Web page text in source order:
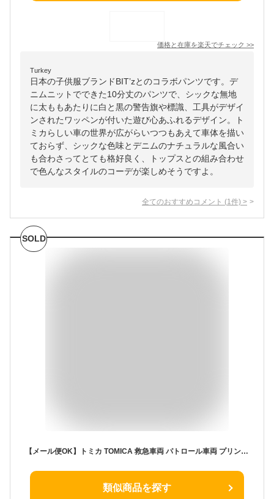
価格と在庫を楽天でチェック >>
Turkey
日本の子供服ブランドBIT’zとのコラボパンツです。デ
ニムニットでできた10分丈のパンツで、シックな無地
に太ももあたりに白と黒の警告旗や標識、工具がデザイ
ンされたワッペンが付いた遊び心あふれるデザイン。ト
ミカらしい車の世界が広がらいつつもあえて車体を描い
ておらず、シックな色味とデニムのナチュラルな風合い
も合わさってとても格好良く、トップスとの組み合わせ
で色んなスタイルのコーデが楽しめそうですよ。
全てのおすすめコメント (1 件) >
SOLD
【メール便OK】トミカ TOMICA 救急車両 パトロール車両 プリント 総柄 長袖 裏毛 トレーナー キッズ トドラー キャラクター 子供服 男の子 こども 旅行 幼稚園 保育園 お着替え お誕生日 入園入学 プレゼント (TMC229-68135 d190023)
類似商品を探す